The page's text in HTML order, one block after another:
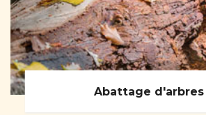
Abattage d'arbres